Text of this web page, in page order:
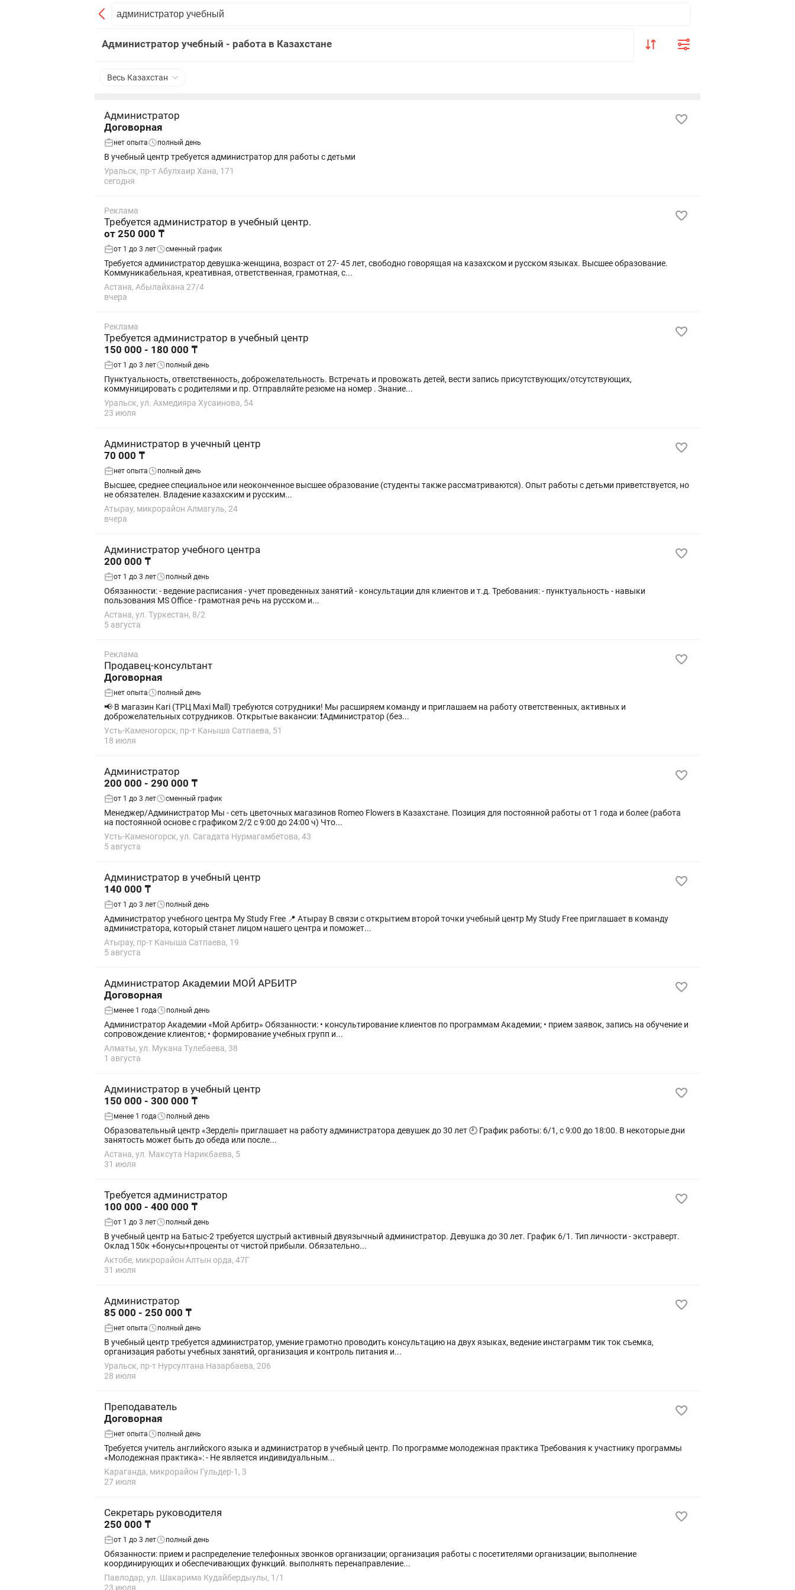
Администратор учебный - работа в Казахстане
Весь Казахстан
Администратор
Договорная
нет опыта полный день
В учебный центр требуется администратор для работы с детьми
Уральск, пр-т Абулхаир Хана, 171
сегодня
Реклама
Требуется администратор в учебный центр.
от 250 000 ₸
от 1 до 3 лет сменный график
Требуется администратор девушка-женщина, возраст от 27- 45 лет, свободно говорящая на казахском и русском языках. Высшее образование.
Коммуникабельная, креативная, ответственная, грамотная, с...
Астана, Абылайхана 27/4
вчера
Реклама
Требуется администратор в учебный центр
150 000 - 180 000 ₸
от 1 до 3 лет полный день
Пунктуальность, ответственность, доброжелательность. Встречать и провожать детей, вести запись присутствующих/отсутствующих,
коммуницировать с родителями и пр. Отправляйте резюме на номер . Знание...
Уральск, ул. Ахмедияра Хусаинова, 54
23 июля
Администратор в учечный центр
70 000 ₸
нет опыта полный день
Высшее, среднее специальное или неоконченное высшее образование (студенты также рассматриваются). Опыт работы с детьми приветствуется, но
не обязателен. Владение казахским и русским...
Атырау, микрорайон Алмагуль, 24
вчера
Администратор учебного центра
200 000 ₸
от 1 до 3 лет полный день
Обязанности: - ведение расписания - учет проведенных занятий - консультации для клиентов и т.д. Требования: - пунктуальность - навыки
пользования MS Office - грамотная речь на русском и...
Астана, ул. Туркестан, 8/2
5 августа
Реклама
Продавец-консультант
Договорная
нет опыта полный день
📢 В магазин Kari (ТРЦ Maxi Mall) требуются сотрудники! Мы расширяем команду и приглашаем на работу ответственных, активных и
доброжелательных сотрудников. Открытые вакансии: ❗️Администратор (без...
Усть-Каменогорск, пр-т Каныша Сатпаева, 51
18 июля
Администратор
200 000 - 290 000 ₸
от 1 до 3 лет сменный график
Менеджер/Администратор Мы - сеть цветочных магазинов Romeo Flowers в Казахстане. Позиция для постоянной работы от 1 года и более (работа
на постоянной основе с графиком 2/2 c 9:00 до 24:00 ч) Что...
Усть-Каменогорск, ул. Сагадата Нурмагамбетова, 43
5 августа
Администратор в учебный центр
140 000 ₸
от 1 до 3 лет полный день
Администратор учебного центра My Study Free 📍 Атырау В связи с открытием второй точки учебный центр My Study Free приглашает в команду
администратора, который станет лицом нашего центра и поможет...
Атырау, пр-т Каныша Сатпаева, 19
5 августа
Администратор Академии МОЙ АРБИТР
Договорная
менее 1 года полный день
Администратор Академии «Мой Арбитр» Обязанности: • консультирование клиентов по программам Академии; • прием заявок, запись на обучение и
сопровождение клиентов; • формирование учебных групп и...
Алматы, ул. Мукана Тулебаева, 38
1 августа
Администратор в учебный центр
150 000 - 300 000 ₸
менее 1 года полный день
Образовательный центр «Зерделі» приглашает на работу администратора девушек до 30 лет 🕘 График работы: 6/1, с 9:00 до 18:00. В некоторые дни
занятость может быть до обеда или после...
Астана, ул. Максута Нарикбаева, 5
31 июля
Требуется администратор
100 000 - 400 000 ₸
от 1 до 3 лет полный день
В учебный центр на Батыс-2 требуется шустрый активный двуязычный администратор. Девушка до 30 лет. График 6/1. Тип личности - экстраверт.
Оклад 150к +бонусы+проценты от чистой прибыли. Обязательно...
Актобе, микрорайон Алтын орда, 47Г
31 июля
Администратор
85 000 - 250 000 ₸
нет опыта полный день
В учебный центр требуется администратор, умение грамотно проводить консультацию на двух языках, ведение инстаграмм тик ток съемка,
организация работы учебных занятий, организация и контроль питания и...
Уральск, пр-т Нурсултана Назарбаева, 206
28 июля
Преподаватель
Договорная
нет опыта полный день
Требуется учитель английского языка и администратор в учебный центр. По программе молодежная практика Требования к участнику программы
«Молодежная практика»: - Не является индивидуальным...
Караганда, микрорайон Гульдер-1, 3
27 июля
Секретарь руководителя
250 000 ₸
от 1 до 3 лет полный день
Обязанности: прием и распределение телефонных звонков организации; организация работы с посетителями организации; выполнение
координирующих и обеспечивающих функций. выполнять перенаправление...
Павлодар, ул. Шакарима Кудайбердыулы, 1/1
23 июля